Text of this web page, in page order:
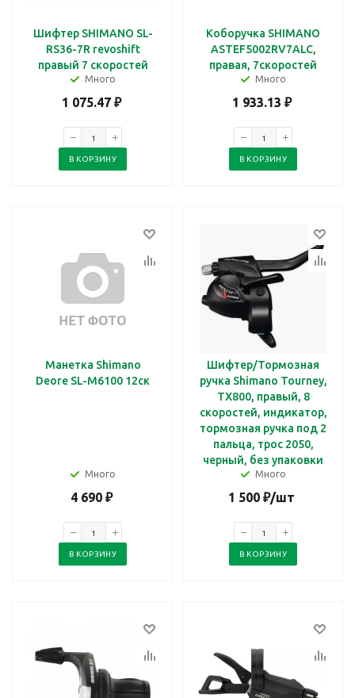
Шифтер SHIMANO SL-
RS36-7R revoshift
правый 7 скоростей
Много
1 075.47₽
В КОРЗИНУ
Коборучка SHIMANO
ASTEF5002RV7ALC,
правая, 7скоростей
Много
1 933.13 ₽
В КОРЗИНУ
Манетка Shimano
Deore SL-M6100 12ск
Много
4 690₽
В КОРЗИНУ
Шифтер/Тормозная
ручка Shimano Tourney,
TX800, правый, 8
скоростей, индикатор,
тормозная ручка под 2
пальца, трос 2050,
черный, без упаковки
Много
1 500 ₽/шт
В КОРЗИНУ